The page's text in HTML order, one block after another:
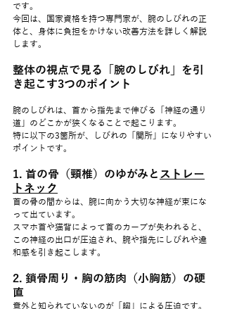
です。
今回は、国家資格を持つ専門家が、腕のしびれの正
体と、身体に負担をかけない改善方法を詳しく解説
します。
整体の視点で見る「腕のしびれ」を引
き起こす3つのポイント
腕のしびれは、首から指先まで伸びる「神経の通り
道」のどこかが狭くなることで起こります。
特に以下の3箇所が、しびれの「関所」になりやすい
ポイントです。
1. 首の骨（頸椎）のゆがみと ストレー
トネック
首の骨の間からは、腕に向かう大切な神経が束にな
って出ています。
スマホ首や猫背によって首のカーブが失われると、
この神経の出口が圧迫され、腕や指先にしびれや違
和感を引き起こします。
2. 鎖骨周り・胸の筋肉（小胸筋）の硬
直
意外と知られていないのが「胸」による圧迫です。